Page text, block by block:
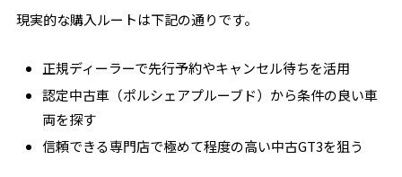
現実的な購入ルートは下記の通りです。
正規ディーラーで先行予約やキャンセル待ちを活用
認定中古車（ポルシェアプルーブド）から条件の良い車
両を探す
信頼できる専門店で極めて程度の高い中古GT3を狙う